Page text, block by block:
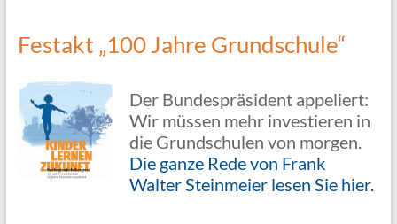
Festakt „100 Jahre Grundschule“
Der Bundespräsident appeliert:
Wir müssen mehr investieren in
die Grundschulen von morgen.
Die ganze Rede von Frank
Walter Steinmeier lesen Sie hier.